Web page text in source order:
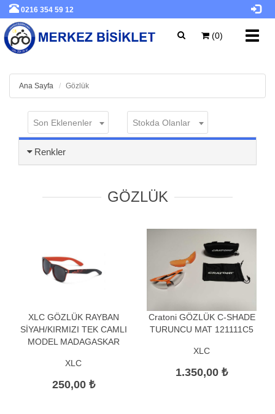
0216 354 59 12
(0)
Ana Sayfa Gözlük
Son Eklenenler Stokda Olanlar
Renkler
GÖZLÜK
XLC GÖZLÜK RAYBAN
SİYAH/KIRMIZI TEK CAMLI
MODEL MADAGASKAR
XLC
250,00 ₺
Cratoni GÖZLÜK C-SHADE
TURUNCU MAT 121111C5
XLC
1.350,00 ₺